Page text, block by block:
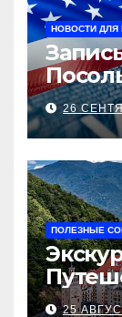
НОВОСТИ ДЛЯ
26
ПОЛЕЗНЫЕ
25